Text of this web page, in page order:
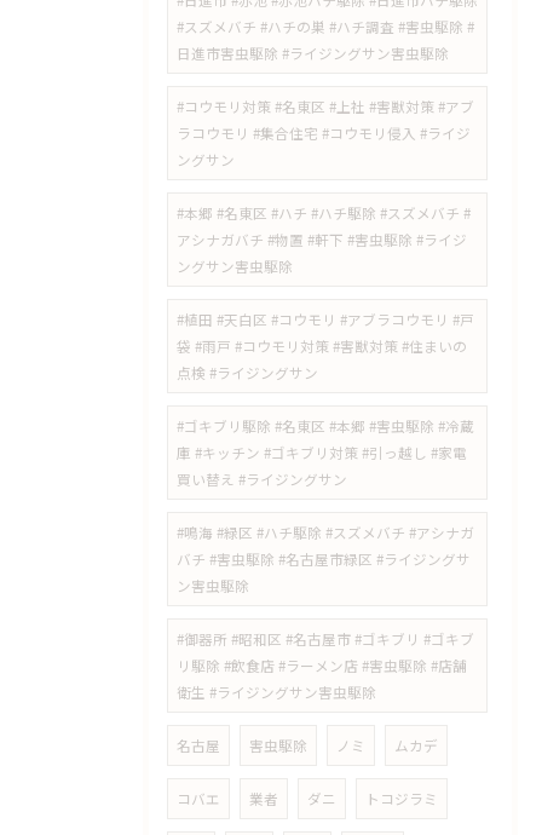
#スズメバチ #ハチの巣 #ハチ調査 #害虫駆除 #
日進市害虫駆除 #ライジングサン害虫駆除
#コウモリ対策 #名東区 #上社 #害獣対策 #アブ
ラコウモリ #集合住宅 #コウモリ侵入 #ライジ
ングサン
#本郷 #名東区 #ハチ #ハチ駆除 #スズメバチ #
アシナガバチ #物置 #軒下 #害虫駆除 #ライジ
ングサン害虫駆除
#植田 #天白区 #コウモリ #アブラコウモリ #戸
袋 #雨戸 #コウモリ対策 #害獣対策 #住まいの
点検 #ライジングサン
#ゴキブリ駆除 #名東区 #本郷 #害虫駆除 #冷蔵
庫 #キッチン #ゴキブリ対策 #引っ越し #家電
買い替え #ライジングサン
#鳴海 #緑区 #ハチ駆除 #スズメバチ #アシナガ
バチ #害虫駆除 #名古屋市緑区 #ライジングサ
ン害虫駆除
#御器所 #昭和区 #名古屋市 #ゴキブリ #ゴキブ
リ駆除 #飲食店 #ラーメン店 #害虫駆除 #店舗
衛生 #ライジングサン害虫駆除
名古屋 害虫駆除 ノミ ムカデ
コバエ 業者 ダニ トコジラミ